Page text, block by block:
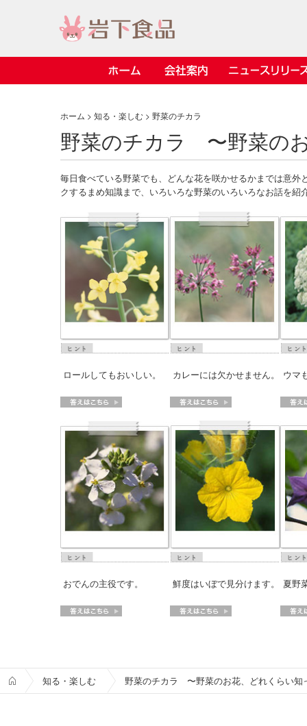
> 会社案内TOP
ごあいさつ 会
本
> ニュースリリース TOP
> プレスリリース
> 新商品
> イベント
> 飲食店コラボ
> ミュージアム
> イワシカちゃん
> オンラインショップ
> その他
【7月1日～8
ト「NEW
2026」｜岩
ジアム
2026.07.01
> 商品情報 TOP
> 岩下の新生姜
> 生姜
> らっきょう
> オリーブ
> 梅
> その他
岩下
> レシピ検索 TOP
> 岩下の新生姜レシピ
> らっきょうレシピ
> オリーブレシピ
> その他のレシピ
豚バラ肉の
きバージョ
> 安心・安全の取り組み インデックス
畑での取り組み 工
岩下の新生姜について 岩
> 知る・楽しむ インデックス
岩下の新生姜ミュージアム
し
先
スト
～
ホーム > 知る・楽しむ > 野菜のチカラ
野菜のチカラ 〜野菜の
毎日食べている野菜でも、どんな花を咲かせるかまでは意
クするまめ知識まで、いろいろな野菜のいろいろなお話を紹
ロールしてもおいしい。 カレーには欠かせません。 ウマ
おでんの主役です。 鮮度はいぼで見分けます。 夏野
知る・楽しむ 野菜のチカラ 〜野菜のお花、どれくらい知